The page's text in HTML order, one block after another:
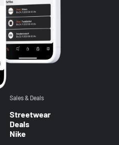
Sales & Deals
Streetwear
Deals
Nike